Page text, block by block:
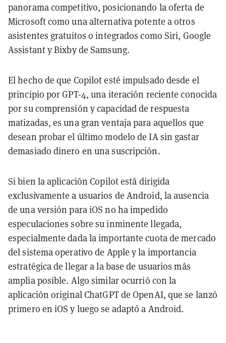
panorama competitivo, posicionando la oferta de
Microsoft como una alternativa potente a otros
asistentes gratuitos o integrados como Siri, Google
Assistant y Bixby de Samsung.
El hecho de que Copilot esté impulsado desde el
principio por GPT-4, una iteración reciente conocida
por su comprensión y capacidad de respuesta
matizadas, es una gran ventaja para aquellos que
desean probar el último modelo de IA sin gastar
demasiado dinero en una suscripción.
Si bien la aplicación Copilot está dirigida
exclusivamente a usuarios de Android, la ausencia
de una versión para iOS no ha impedido
especulaciones sobre su inminente llegada,
especialmente dada la importante cuota de mercado
del sistema operativo de Apple y la importancia
estratégica de llegar a la base de usuarios más
amplia posible. Algo similar ocurrió con la
aplicación original ChatGPT de OpenAI, que se lanzó
primero en iOS y luego se adaptó a Android.